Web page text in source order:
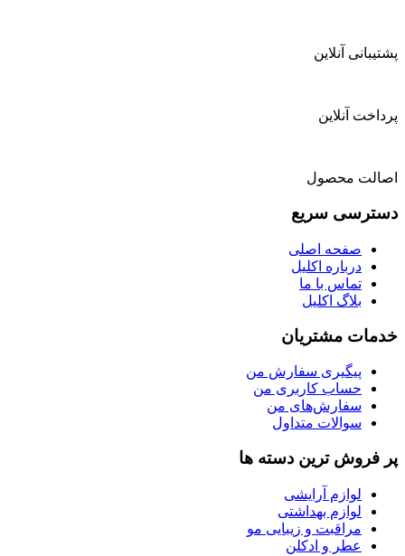
پشتیبانی آنلاین
پرداخت آنلاین
اصالت محصول
دسترسی سریع
صفحه اصلی
درباره اکلیل
تماس با ما
بلاگ اکلیل
خدمات مشتریان
پیگیری سفارش من
حساب کاربری من
سفارش‌های من
سوالات متداول
پر فروش ترین دسته ها
لوازم آرایشی
لوازم بهداشتی
مراقبت و زیبایی مو
عطر و ادکلن